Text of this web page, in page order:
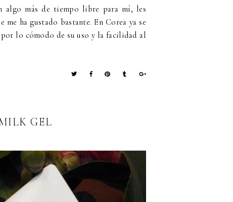
más de tiempo libre para mí, les
ha gustado bastante. En Corea ya se
lo cómodo de su uso y la facilidad al
GEL